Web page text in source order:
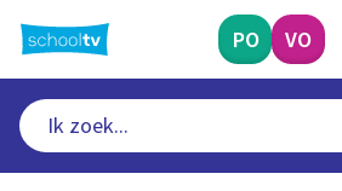
naar
hoofdinhoud
PO VO